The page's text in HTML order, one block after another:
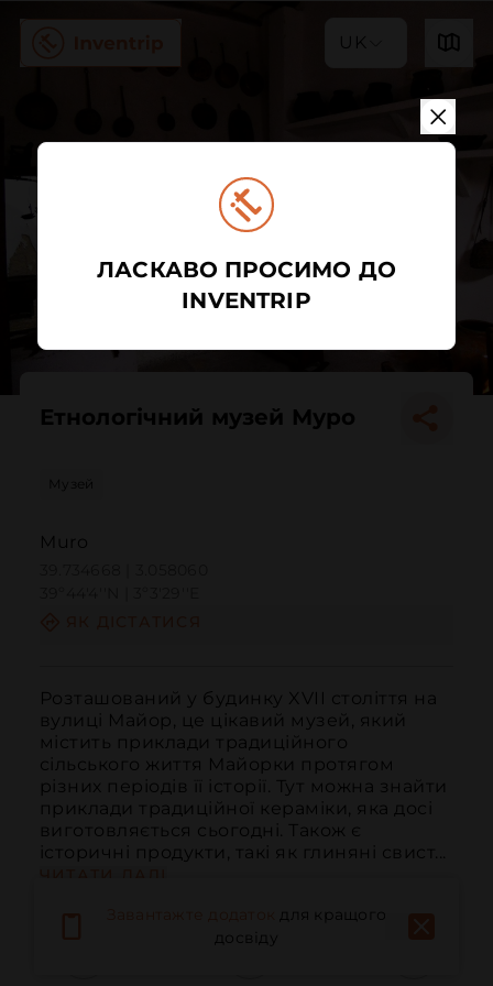
UK
Етнологічний музей Муро
Музей
Muro
Розташований у будинку XVII століття на
вулиці Майор, це цікавий музей, який
містить приклади традиційного
сільського життя Майорки протягом
різних періодів її історії. Тут можна знайти
приклади традиційної кераміки, яка досі
виготовляється сьогодні. Також є
історичні продукти, такі як глиняні свист...
для кращого
досвіду
ЛАСКАВО ПРОСИМО ДО
INVENTRIP